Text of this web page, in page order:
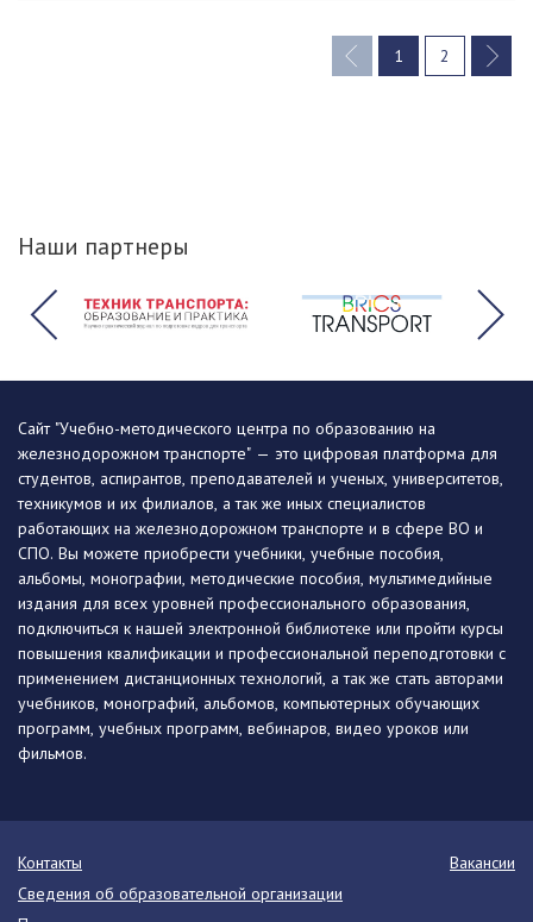
1(current)
2
Наши партнеры
Сайт "Учебно-методического центра по образованию на
железнодорожном транспорте" — это цифровая платформа для
студентов, аспирантов, преподавателей и ученых, университетов,
техникумов и их филиалов, а так же иных специалистов
работающих на железнодорожном транспорте и в сфере ВО и
СПО. Вы можете приобрести учебники, учебные пособия,
альбомы, монографии, методические пособия, мультимедийные
издания для всех уровней профессионального образования,
подключиться к нашей электронной библиотеке или пройти курсы
повышения квалификации и профессиональной переподготовки с
применением дистанционных технологий, а так же стать авторами
учебников, монографий, альбомов, компьютерных обучающих
программ, учебных программ, вебинаров, видео уроков или
фильмов.
Контакты
Вакансии
Сведения об образовательной организации